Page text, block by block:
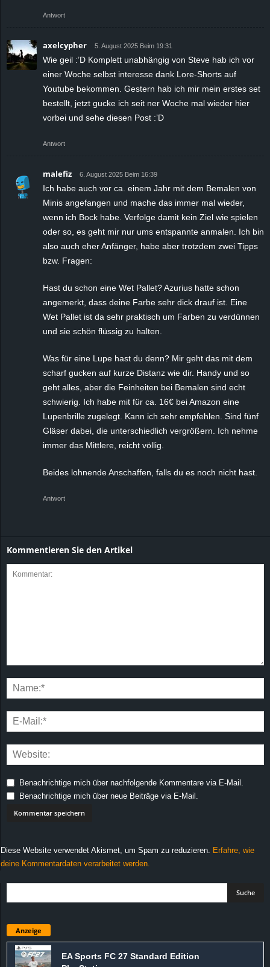
Antwort
axelcypher 5. August 2025 Beim 19:31
Wie geil :’D Komplett unabhängig von Steve hab ich vor
einer Woche selbst interesse dank Lore-Shorts auf
Youtube bekommen. Gestern hab ich mir mein erstes set
bestellt, jetzt gucke ich seit ner Woche mal wieder hier
vorbei und sehe diesen Post :’D
Antwort
malefiz 6. August 2025 Beim 16:39
Ich habe auch vor ca. einem Jahr mit dem Bemalen von
Minis angefangen und mache das immer mal wieder,
wenn ich Bock habe. Verfolge damit kein Ziel wie spielen
oder so, es geht mir nur ums entspannte anmalen. Ich bin
also auch eher Anfänger, habe aber trotzdem zwei Tipps
bzw. Fragen:
Hast du schon eine Wet Pallet? Azurius hatte schon
angemerkt, dass deine Farbe sehr dick drauf ist. Eine
Wet Pallet ist da sehr praktisch um Farben zu verdünnen
und sie schön flüssig zu halten.
Was für eine Lupe hast du denn? Mir geht das mit dem
scharf gucken auf kurze Distanz wie dir. Handy und so
geht alles, aber die Feinheiten bei Bemalen sind echt
schwierig. Ich habe mit für ca. 16€ bei Amazon eine
Lupenbrille zugelegt. Kann ich sehr empfehlen. Sind fünf
Gläser dabei, die unterschiedlich vergrößern. Ich nehme
immer das Mittlere, reicht völlig.
Beides lohnende Anschaffen, falls du es noch nicht hast.
Antwort
Kommentieren Sie den Artikel
Benachrichtige mich über nachfolgende Kommentare via E-Mail.
Benachrichtige mich über neue Beiträge via E-Mail.
Diese Website verwendet Akismet, um Spam zu reduzieren. Erfahre, wie
deine Kommentardaten verarbeitet werden.
Anzeige
EA Sports FC 27 Standard Edition